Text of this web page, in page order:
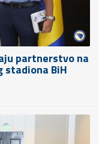
partnerstvo na
stadiona BiH